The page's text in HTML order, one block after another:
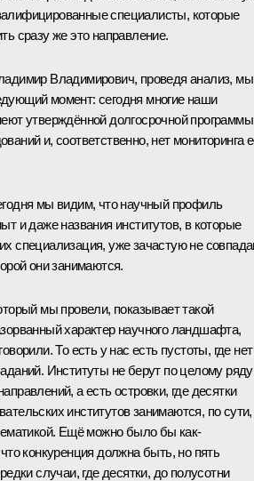
специалисты, которые
сразу же это направление.
Владимирович, проведя анализ, мы
момент: сегодня многие наши
утверждённой долгосрочной программы
и, соответственно, нет мониторинга
мы видим, что научный профиль
и даже названия институтов, в которые
специализация, уже зачастую не
они занимаются.
мы провели, показывает такой
характер научного ландшафта,
То есть у нас есть пустоты, где нет
Институты не берут по целому ряду
а есть островки, где десятки
институтов занимаются, по сути,
Ещё можно было бы как-
конкуренция должна быть, но пять
случаи, где десятки, до полусотни